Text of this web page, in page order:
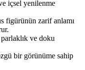
içsel yenilenme
figürünün zarif anlamı
ve doku
bir görünüme sahip